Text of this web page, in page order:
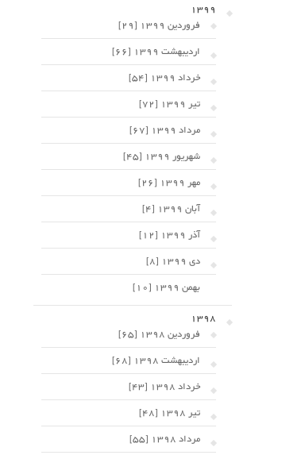
1399
فروردین 1399 [29]
اردیبهشت 1399 [66]
خرداد 1399 [54]
تیر 1399 [72]
مرداد 1399 [67]
شهریور 1399 [45]
مهر 1399 [26]
آبان 1399 [4]
آذر 1399 [12]
دی 1399 [8]
بهمن 1399 [10]
1398
فروردین 1398 [65]
اردیبهشت 1398 [68]
خرداد 1398 [43]
تیر 1398 [48]
مرداد 1398 [55]